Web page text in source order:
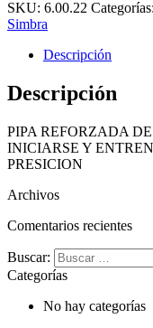
SKU: 6.00.22 Categorías:
Simbra
Descripción
Descripción
PIPA REFORZADA
INICIARSE Y
PRESICION
Archivos
Comentarios recientes
Buscar:
Categorías
No hay categorías